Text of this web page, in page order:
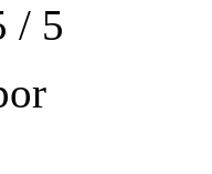
/ 5